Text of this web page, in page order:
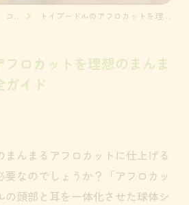
コラム トイプードルのアフロカットを理想のまんまるに仕上げる完全ガイド
フロカットを理想のまんま
ガイド
まんまるアフロカットに仕上げる
要なのでしょうか？「アフロカッ
の頭部と耳を一体化させた球体シ